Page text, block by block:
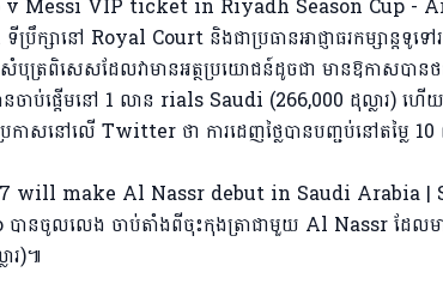
ក្សានៅ Royal Court និងជាប្រធានអាជ្ញាធរកម្សាន្តទូទ
បុត្រពិសេសដែលវាមានអត្ថប្រយោជន៍ដូចជា មានឱកាសបាន
ាប់ផ្តើមនៅ 1 លាន rials Saudi (266,000 ដុល្លារ) ហើយ
កាសនៅលើ Twitter ថា ការដេញថ្លៃបានបញ្ជប់នៅតម្លៃ
បាន​ចូលលេង ចាប់​តាំង​ពី​ចុះ​កុង​ត្រា​ជាមួយ Al Nassr ដែល​
រ)៕